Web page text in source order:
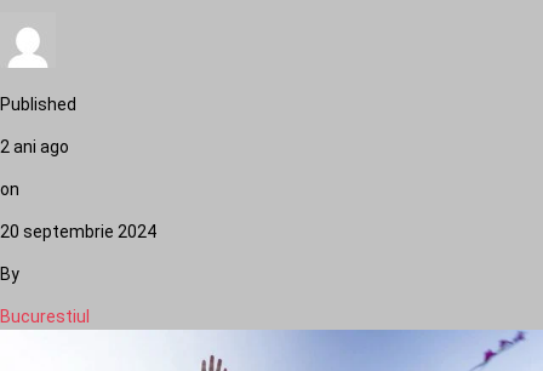
Published
2 ani ago
on
20 septembrie 2024
By
Bucurestiul